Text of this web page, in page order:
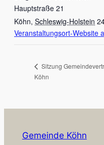
Hauptstraße 21
Köhn, Schleswig-Holstein
Veranstaltungsort-Website
Sitzung
Köhn
Gemeinde Köhn